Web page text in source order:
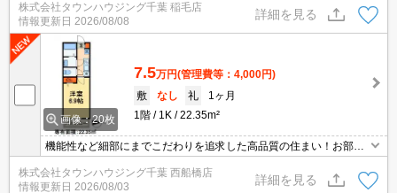
は事前にご相談ください。
株式会社タウンハウジング千葉 稲毛店
情報更新日 2026/08/08
詳細を見る
画像：20枚
7.5万円(管理費等：4,000円)
敷
なし 礼
1ヶ月
1階
1K 22.35m²
機能性など細部にまでこだわりを追求した高品質の住まい！お部屋
探しはタウンハウジングへ！
株式会社タウンハウジング千葉 西船橋店
情報更新日 2026/08/03
詳細を見る